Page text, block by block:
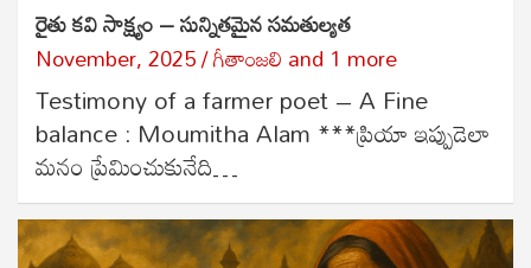
రైతు కవి సాక్ష్యం – సున్నితమైన సమతుల్యత
November, 2025 గీతాంజలిand 1 more
Testimony of a farmer poet – A Fine
balance : Moumitha Alam ***ప్రియా ఇప్పుడెలా
మనం ప్రేమించుకునేది…